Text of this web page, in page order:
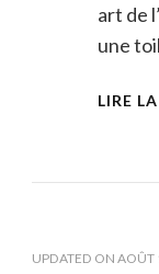
art de
une
LIRE
UPDATED ON AOÛT